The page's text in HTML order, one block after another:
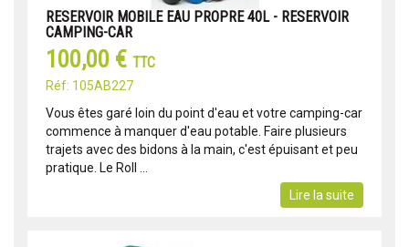
RESERVOIR MOBILE EAU PROPRE 40L - RESERVOIR
CAMPING-CAR
100,00 € TTC
Réf: 105AB227
Vous êtes garé loin du point d'eau et votre camping-car
commence à manquer d'eau potable. Faire plusieurs
trajets avec des bidons à la main, c'est épuisant et peu
pratique. Le Roll ...
Lire la suite